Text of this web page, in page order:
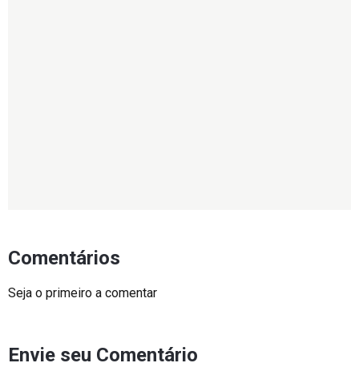
Comentários
Seja o primeiro a comentar
Envie seu Comentário